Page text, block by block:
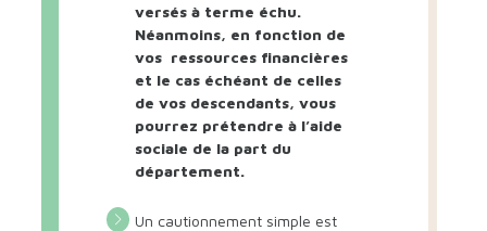
versés à terme échu.
Néanmoins, en fonction de
vos ressources financières
et le cas échéant de celles
de vos descendants, vous
pourrez prétendre à l’aide
sociale de la part du
département.
Un cautionnement simple est